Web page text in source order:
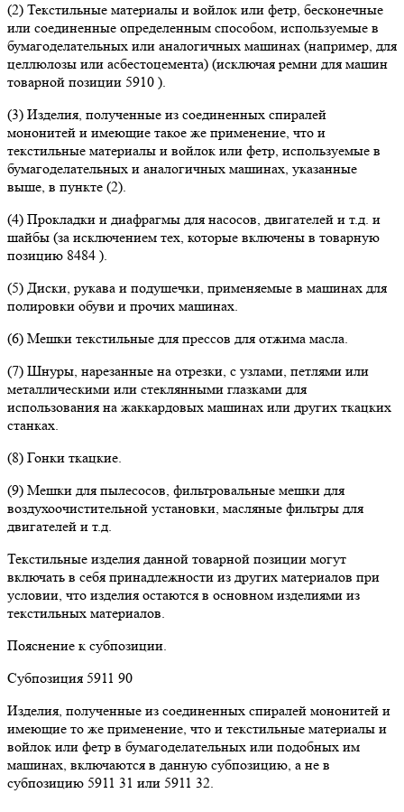
(2) Текстильные материалы и войлок или фетр, бесконечные
или соединенные определенным способом, используемые в
бумагоделательных или аналогичных машинах (например, для
целлюлозы или асбестоцемента) (исключая ремни для машин
товарной позиции 5910 ).
(3) Изделия, полученные из соединенных спиралей
мононитей и имеющие такое же применение, что и
текстильные материалы и войлок или фетр, используемые в
бумагоделательных и аналогичных машинах, указанные
выше, в пункте (2).
(4) Прокладки и диафрагмы для насосов, двигателей и т.д. и
шайбы (за исключением тех, которые включены в товарную
позицию 8484 ).
(5) Диски, рукава и подушечки, применяемые в машинах для
полировки обуви и прочих машинах.
(6) Мешки текстильные для прессов для отжима масла.
(7) Шнуры, нарезанные на отрезки, с узлами, петлями или
металлическими или стеклянными глазками для
использования на жаккардовых машинах или других ткацких
станках.
(8) Гонки ткацкие.
(9) Мешки для пылесосов, фильтровальные мешки для
воздухоочистительной установки, масляные фильтры для
двигателей и т.д.
Текстильные изделия данной товарной позиции могут
включать в себя принадлежности из других материалов при
условии, что изделия остаются в основном изделиями из
текстильных материалов.
Пояснение к субпозиции.
Субпозиция 5911 90
Изделия, полученные из соединенных спиралей мононитей и
имеющие то же применение, что и текстильные материалы и
войлок или фетр в бумагоделательных или подобных им
машинах, включаются в данную субпозицию, а не в
субпозицию 5911 31 или 5911 32.